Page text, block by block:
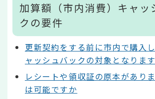
加算額（市内消費）キャッ
クの要件
更新契約をする前に市内で購入
ャッシュバックの対象となりま
レシートや領収証の原本があり
は可能ですか